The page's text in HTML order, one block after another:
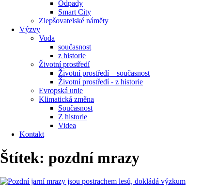
Odpady
Smart City
Zlepšovatelské náměty
Výzvy
Voda
současnost
z historie
Životní prostředí
Životní prostředí – současnost
Životní prostředí ​- z historie
Evropská unie
Klimatická změna
Současnost
Z historie
Videa
Kontakt
Štítek: pozdní mrazy